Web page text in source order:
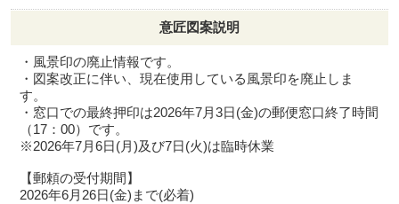
意匠図案説明
・風景印の廃止情報です。
・図案改正に伴い、現在使用している風景印を廃止しま
す。
・窓口での最終押印は2026年7月3日(金)の郵便窓口終了時間
（17：00）です。
※2026年7月6日(月)及び7日(火)は臨時休業
【郵頼の受付期間】
2026年6月26日(金)まで(必着)